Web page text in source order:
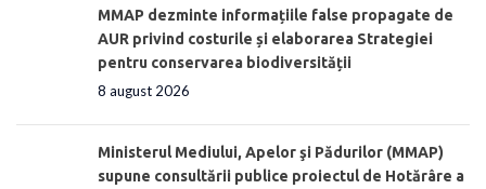
MMAP dezminte informațiile false propagate de
AUR privind costurile și elaborarea Strategiei
pentru conservarea biodiversității
8 august 2026
Ministerul Mediului, Apelor şi Pădurilor (MMAP)
supune consultării publice proiectul de Hotărâre a